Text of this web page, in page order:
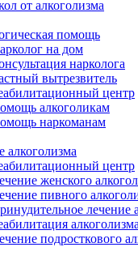
от алкоголизма
помощь
на дом
нарколога
вытрезвитель
центр
алкоголикам
наркоманам
алкоголизма
центр
женского
пивного
лечение
алкоголизма
подросткового